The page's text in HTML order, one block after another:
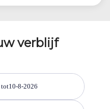
verblijf
tot